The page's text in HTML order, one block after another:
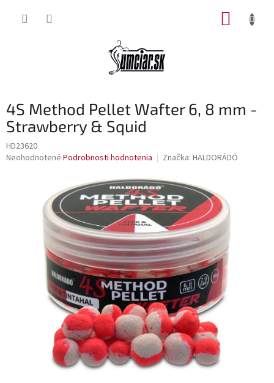
4S Method Pellet Wafter 6, 8 mm -
Strawberry & Squid
HD23620
Priemerné
Neohodnotené Podrobnosti hodnotenia Značka: HALDORÁDÓ